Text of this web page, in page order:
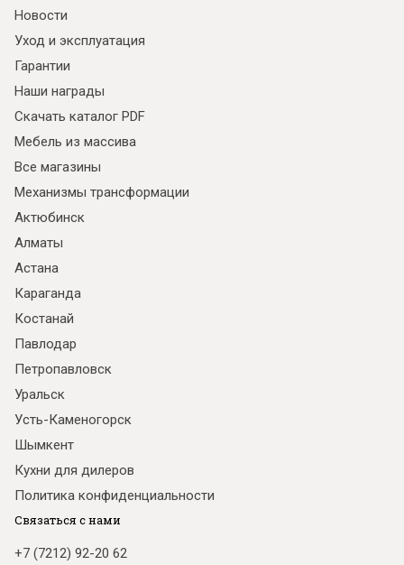
Новости
Уход и эксплуатация
Гарантии
Наши награды
Скачать каталог PDF
Мебель из массива
Все магазины
Механизмы трансформации
Актюбинск
Алматы
Астана
Караганда
Костанай
Павлодар
Петропавловск
Уральск
Усть-Каменогорск
Шымкент
Кухни для дилеров
Политика конфиденциальности
Связаться с нами
+7 (7212) 92-20 62